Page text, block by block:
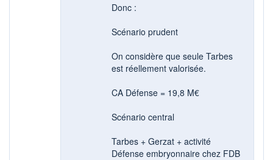
Donc :
Scénario prudent
On considère que seule Tarbes
est réellement valorisée.
CA Défense = 19,8 M€
Scénario central
Tarbes + Gerzat + activité
Défense embryonnaire chez FDB